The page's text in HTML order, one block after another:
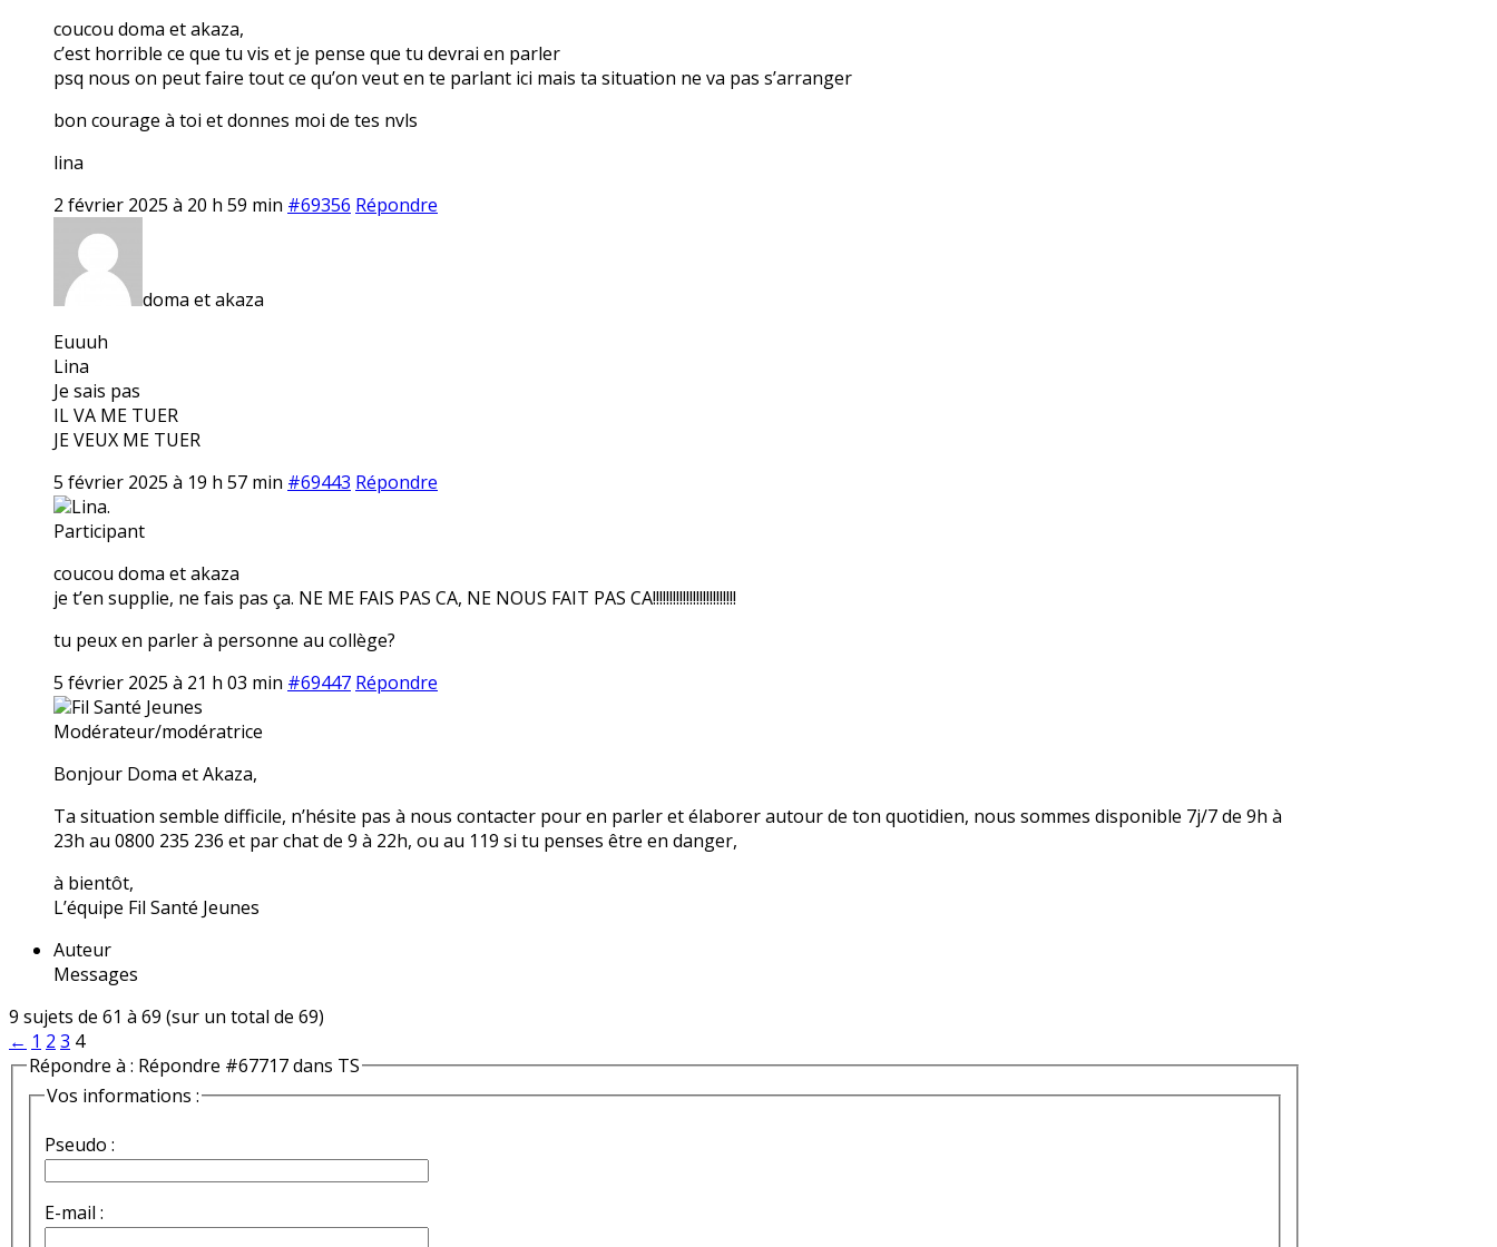
coucou doma et akaza,
c’est horrible ce que tu vis et je pense que tu devrai en parler
psq nous on peut faire tout ce qu’on veut en te parlant ici mais ta situation ne va pas s’arranger
bon courage à toi et donnes moi de tes nvls
lina
2 février 2025 à 20 h 59 min #69356 Répondre
doma et akaza
Euuuh
Lina
Je sais pas
IL VA ME TUER
JE VEUX ME TUER
5 février 2025 à 19 h 57 min #69443 Répondre
Lina.
Participant
coucou doma et akaza
je t’en supplie, ne fais pas ça. NE ME FAIS PAS CA, NE NOUS FAIT PAS CA!!!!!!!!!!!!!!!!!!!!!!!!!
tu peux en parler à personne au collège?
5 février 2025 à 21 h 03 min #69447 Répondre
Fil Santé Jeunes
Modérateur/modératrice
Bonjour Doma et Akaza,
Ta situation semble difficile, n’hésite pas à nous contacter pour en parler et élaborer autour de ton quotidien, nous sommes disponible 7j/7 de 9h à
23h au 0800 235 236 et par chat de 9 à 22h, ou au 119 si tu penses être en danger,
à bientôt,
L’équipe Fil Santé Jeunes
Auteur
Messages
9 sujets de 61 à 69 (sur un total de 69)
← 1 2 3 4
Répondre à : Répondre #67717 dans TS
Vos informations :
Pseudo :
E-mail :